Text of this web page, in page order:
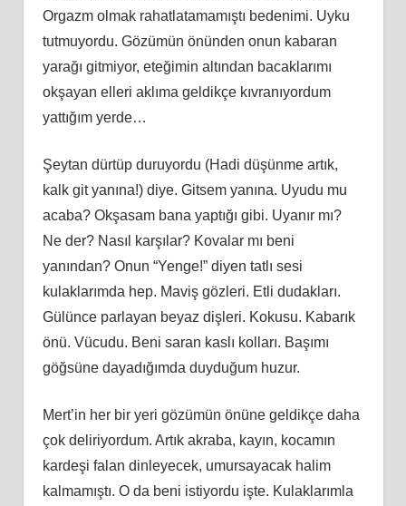
Orgazm olmak rahatlatamamıştı bedenimi. Uyku
tutmuyordu. Gözümün önünden onun kabaran
yarağı gitmiyor, eteğimin altından bacaklarımı
okşayan elleri aklıma geldikçe kıvranıyordum
yattığım yerde…
Şeytan dürtüp duruyordu (Hadi düşünme artık,
kalk git yanına!) diye. Gitsem yanına. Uyudu mu
acaba? Okşasam bana yaptığı gibi. Uyanır mı?
Ne der? Nasıl karşılar? Kovalar mı beni
yanından? Onun “Yenge!” diyen tatlı sesi
kulaklarımda hep. Maviş gözleri. Etli dudakları.
Gülünce parlayan beyaz dişleri. Kokusu. Kabarık
önü. Vücudu. Beni saran kaslı kolları. Başımı
göğsüne dayadığımda duyduğum huzur.
Mert’in her bir yeri gözümün önüne geldikçe daha
çok deliriyordum. Artık akraba, kayın, kocamın
kardeşi falan dinleyecek, umursayacak halim
kalmamıştı. O da beni istiyordu işte. Kulaklarımla